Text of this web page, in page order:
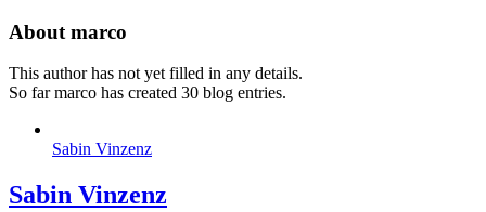
About marco
This author has not yet filled in any details.
So far marco has created 30 blog entries.
Sabin Vinzenz
Sabin Vinzenz